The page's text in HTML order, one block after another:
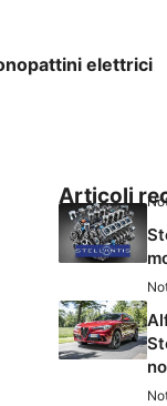
elettrici
Articoli